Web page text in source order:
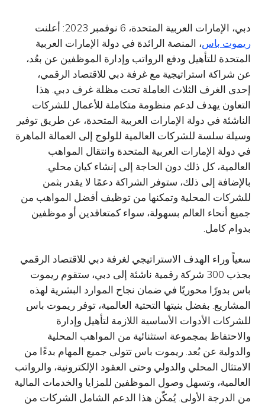
دبي، الإمارات العربية المتحدة، 6 نوفمبر 2023: أعلنت
ريموت باس، المنصة الرائدة في دولة الإمارات العربية
المتحدة للتأهيل ودفع الرواتب وإدارة الموظفين عن بعُد،
عن شراكة استراتيجية مع غرفة دبي للاقتصاد الرقمي،
إحدى الغرف الثلاث العاملة تحت مظلة غرف دبي. هذا
التعاون يهدف لدعم منظومة متكاملة للأعمال للشركات
الناشئة في دولة الإمارات العربية المتحدة، عن طريق توفير
وسيلة سلسة للشركات العالمية للولوج إلى العمالة الماهرة
في دولة الإمارات العربية المتحدة وانتقال المواهب
العالمية، كل ذلك دون الحاجة إلى إنشاء كيان محلي.
بالإضافة إلى ذلك، ستوفر الشراكة دعمًا لا يقدر بثمن
للشركات المحلية وتمكنها من توظيف أفضل المواهب من
جميع أنحاء العالم بسهولة، سواء كمتعاقدين أو موظفين
بدوام كامل.
سعياً وراء الهدف الاستراتيجي لغرفة دبي للاقتصاد الرقمي
بجذب 300 شركة رقمية ناشئة إلى دبي، ستقوم ريموت
باس بدورًا محوريًا في ضمان نجاح الموارد البشرية لهذه
المشاريع. بفضل بنيتها التحتية العالمية، توفر ريموت باس
للشركات الأدوات الأساسية اللازمة لتأهيل وإدارة
والاحتفاظ بمجموعة استثنائية من المواهب المحلية
والدولية عن بُعد. ريموت باس تتولى جميع المهام بدءًا من
الامتثال المحلي والدولي وحتى العقود الإلكترونية، والرواتب
العالمية، وتسهل وصول الموظفين للمزايا والخدمات المالية
من الدرجة الأولى. يُمكّن هذا الدعم الشامل الشركات من